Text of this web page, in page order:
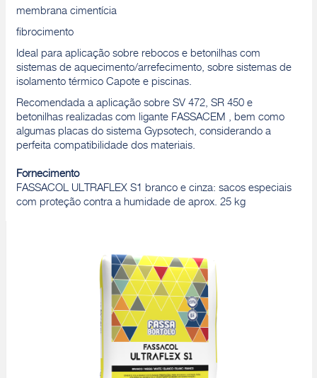
membrana cimentícia
fibrocimento
Ideal para aplicação sobre rebocos e betonilhas com
sistemas de aquecimento/arrefecimento, sobre sistemas de
isolamento térmico Capote e piscinas.
Recomendada a aplicação sobre SV 472, SR 450 e
betonilhas realizadas com ligante FASSACEM , bem como
algumas placas do sistema Gypsotech, considerando a
perfeita compatibilidade dos materiais.
Fornecimento
FASSACOL ULTRAFLEX S1 branco e cinza: sacos especiais
com proteção contra a humidade de aprox. 25 kg